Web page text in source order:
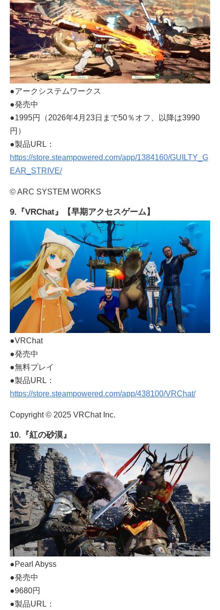
●アークシステムワークス
●発売中
●1995円（2026年4月23日まで50％オフ、以降は3990
円）
●製品URL：
https://store.steampowered.com/app/1384160/GUILTY_G
EAR_STRIVE/
© ARC SYSTEM WORKS
9.『VRChat』【早期アクセスゲーム】
●VRChat
●発売中
●無料プレイ
●製品URL：
https://store.steampowered.com/app/438100/VRChat/
Copyright © 2025 VRChat Inc.
10.『紅の砂漠』
●Pearl Abyss
●発売中
●9680円
●製品URL：